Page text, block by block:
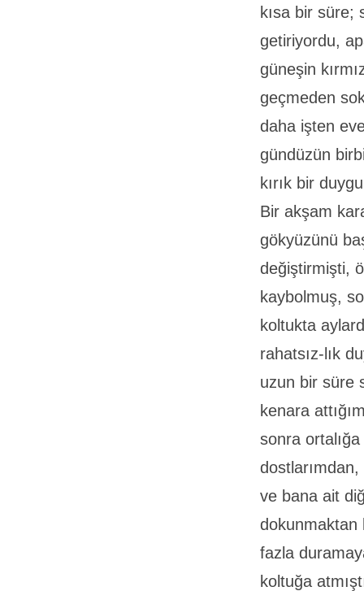
kısa bir süre;
getiriyordu,
güneşin
geçmeden
daha işten
gündüzün
kırık bir
Bir akşam
gökyüzünü
değiştirmişti,
kaybolmuş,
koltukta
rahatsız-lık
uzun bir süre
kenara
sonra ortalığa
ve bana ait
dokunmaktan
fazla
koltuğa